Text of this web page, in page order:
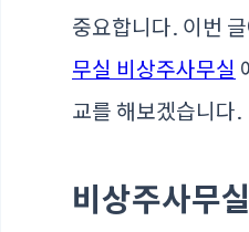
중요합니다. 이번
무실 비상주사무실
교를 해보겠습니다.
비상주사무